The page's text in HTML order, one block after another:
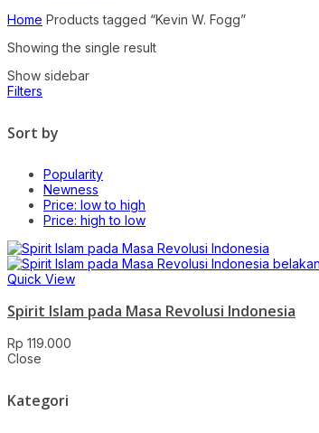
Home Products tagged “Kevin W. Fogg”
Showing the single result
Show sidebar
Filters
Sort by
Popularity
Newness
Price: low to high
Price: high to low
Quick View
Spirit Islam pada Masa Revolusi Indonesia
Rp 119.000
Close
Kategori